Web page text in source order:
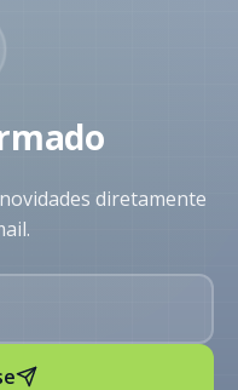
diretamente